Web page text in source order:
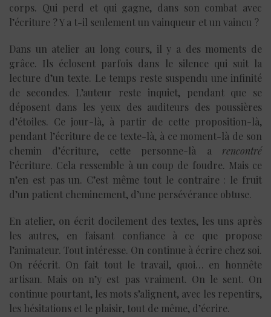
corps. Qui perd et qui gagne, dans son combat avec
l’écriture ? Y a t-il seulement un vainqueur et un vaincu ?
Dans un atelier au long cours, il y a des moments de
grâce. Ils éclosent parfois dans le silence qui suit la
lecture d’un texte. Le temps reste suspendu une infinité
de secondes. L’auteur reste inquiet, pendant que se
déposent dans les yeux des auditeurs des poussières
d’étoiles. Ce jour-là, à partir de cette proposition-là,
pendant l’écriture de ce texte-là, à ce moment-là de son
chemin d’écriture, cette personne-là a rencontré
l’écriture. Cela ressemble à un coup de foudre. Mais ce
n’en est pas un. C’est même tout le contraire : le fruit
d’un patient cheminement, d’une persévérance obtuse.
En atelier, on écrit docilement des textes, les uns après
les autres, en faisant confiance à ce que propose
l’animateur. Tout intéresse. On continue à écrire chez soi.
On réécrit. On fait tout le travail, quoi… en honnête
artisan. Mais on n’y est pas vraiment. On le sent. On
continue pourtant, les mots s’alignent, avec les repentirs,
les hésitations et le plaisir, tout de même, d’écrire.